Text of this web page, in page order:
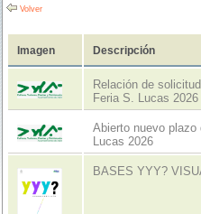
Volver
Imagen Descripción
Relación de
Feria S. Lucas 2026
Abierto nuevo
Lucas 2026
BASES YYY?